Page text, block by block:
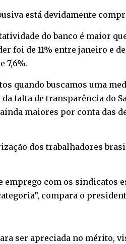
está devidamente
do banco é maior
foi de 11% entre janeiro e
7,6%.
quando buscamos uma
falta de transparência do
maiores por conta das
dos trabalhadores
emprego com os
compara o
ser apreciada no mérito,